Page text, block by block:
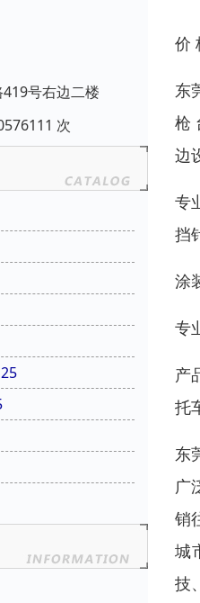
号右边二楼
次
25
价
东
枪
边
专
挡
涂
专
产
托
东
广
销
城
技